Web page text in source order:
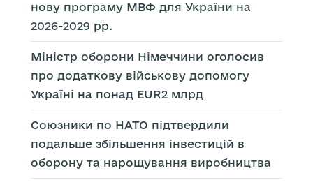
нову програму МВФ для України на
2026-2029 рр.
Міністр оборони Німеччини оголосив
про додаткову військову допомогу
Україні на понад EUR2 млрд
Союзники по НАТО підтвердили
подальше збільшення інвестицій в
оборону та нарощування виробництва